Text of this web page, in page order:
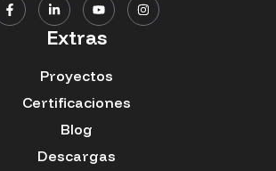
Extras
Proyectos
Certificaciones
Blog
Descargas